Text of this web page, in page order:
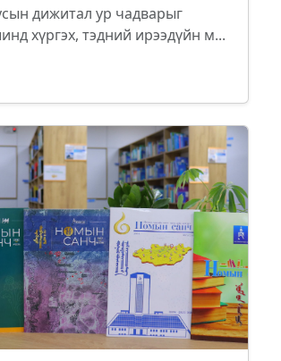
дижитал ур чадварыг
хүргэх, тэдний ирээдүйн м...